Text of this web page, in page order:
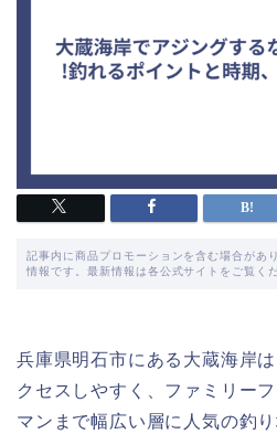
記事内に商品プロモーションを含む場合があ
情報です。最新情報は各公式サイトをご覧く
兵庫県明石市にある大蔵海岸
クセスしやすく、ファミリー
マンまで幅広い層に人気の釣